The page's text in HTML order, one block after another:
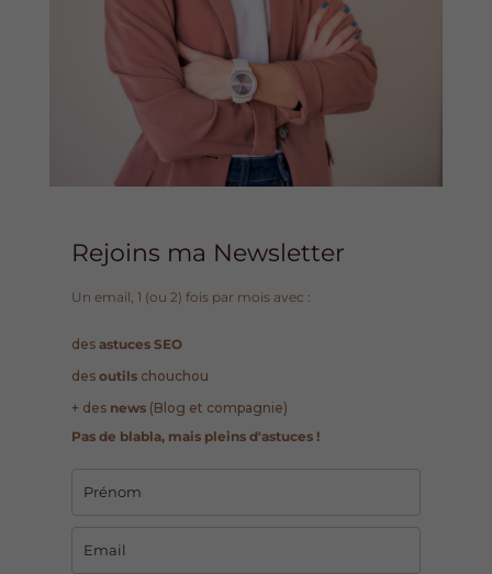
Rejoins ma Newsletter
Un email, 1 (ou 2) fois par mois avec :
des astuces SEO
des outilschouchou
+ des news(Blog et compagnie)
Pas de blabla, mais pleins d'astuces !